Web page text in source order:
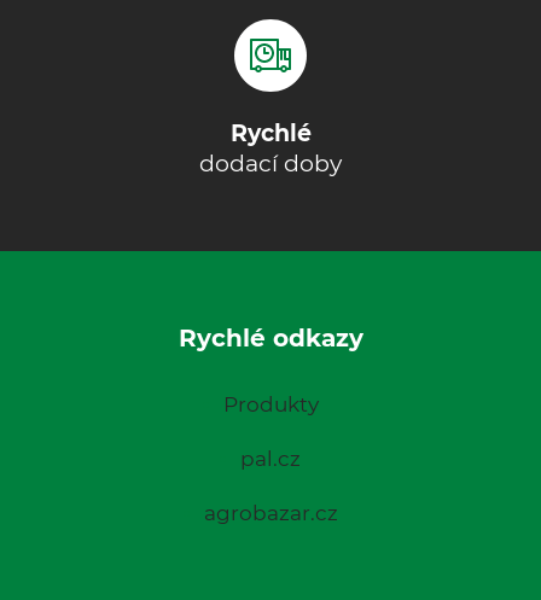
Rychlé
dodací doby
Rychlé odkazy
Produkty
pal.cz
agrobazar.cz